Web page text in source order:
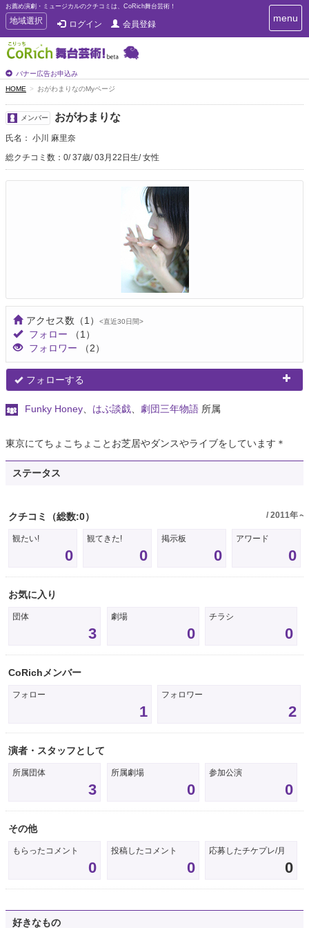
お薦め演劇・ミュージカルのクチコミは、CoRich舞台芸術！
T
o
g
g
e
n
a
v
i
g
t
i
地域選択 ログイン 会員登録
バナー広告お申込み
T
o
a
t
menu
HOME おがわまりなのMyページ
メンバー おがわまりな
氏名： 小川 麻里奈
総クチコミ数：0 37歳 03月22日生 女性
アクセス数 （1） <直近30日間>
フォロー
（1）
フォロワー
（2）
フォローする
Funky Honey はぶ談戯 劇団三年物語 所属
東京にてちょこちょことお芝居やダンスやライブをしています＊
ステータス
クチコミ （総数:0） / 2011年～
観たい!
0
観てきた!
0
掲示板
0
アワード
0
お気に入り
団体
3
劇場
0
チラシ
0
CoRichメンバー
フォロー
1
フォロワー
2
演者・スタッフとして
所属団体
3
所属劇場
0
参加公演
0
その他
もらったコメント
0
投稿したコメント
0
応募したチケプレ/月
0
好きなもの